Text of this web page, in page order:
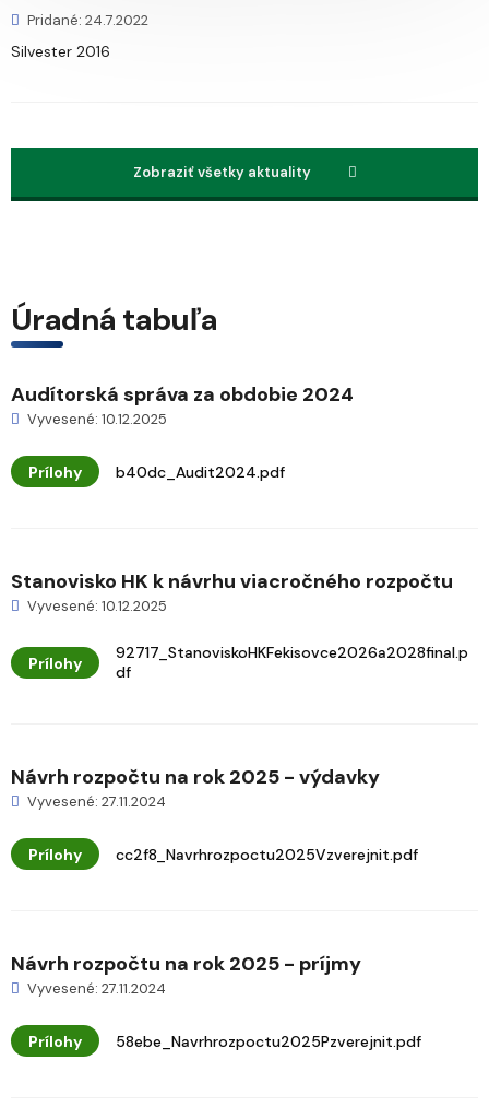
Pridané: 24.7.2022
Silvester 2016
Zobraziť všetky aktuality
Úradná tabuľa
Audítorská správa za obdobie 2024
Vyvesené: 10.12.2025
Prílohy b40dc_Audit2024.pdf
Stanovisko HK k návrhu viacročného rozpočtu
Vyvesené: 10.12.2025
Prílohy
92717_StanoviskoHKFekisovce2026a2028final.p
df
Návrh rozpočtu na rok 2025 - výdavky
Vyvesené: 27.11.2024
Prílohy cc2f8_Navrhrozpoctu2025Vzverejnit.pdf
Návrh rozpočtu na rok 2025 - príjmy
Vyvesené: 27.11.2024
Prílohy 58ebe_Navrhrozpoctu2025Pzverejnit.pdf